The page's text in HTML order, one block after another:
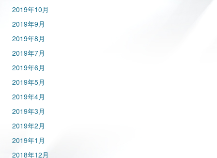
2019年10月
2019年9月
2019年8月
2019年7月
2019年6月
2019年5月
2019年4月
2019年3月
2019年2月
2019年1月
2018年12月